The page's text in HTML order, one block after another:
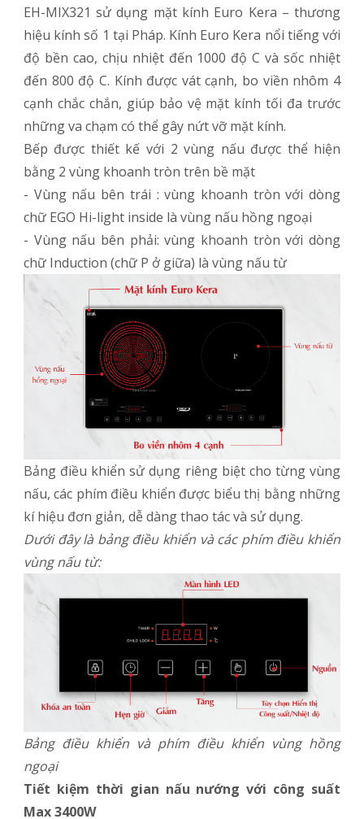
EH-MIX321 sử dụng mặt kính Euro Kera – thương
hiệu kính số 1 tại Pháp. Kính Euro Kera nổi tiếng với
độ bền cao, chịu nhiệt đến 1000 độ C và sốc nhiệt
đến 800 độ C. Kính được vát cạnh, bo viền nhôm 4
cạnh chắc chắn, giúp bảo vệ mặt kính tối đa trước
những va chạm có thể gây nứt vỡ mặt kính.
Bếp được thiết kế với 2 vùng nấu được thể hiện
bằng 2 vùng khoanh tròn trên bề mặt
- Vùng nấu bên trái : vùng khoanh tròn với dòng
chữ EGO Hi-light inside là vùng nấu hồng ngoại
- Vùng nấu bên phải: vùng khoanh tròn với dòng
chữ Induction (chữ P ở giữa) là vùng nấu từ
Bảng điều khiển sử dụng riêng biệt cho từng vùng
nấu, các phím điều khiển được biểu thị bằng những
kí hiệu đơn giản, dễ dàng thao tác và sử dụng.
Dưới đây là bảng điều khiển và các phím điều khiển
vùng nấu từ:
Bảng điều khiển và phím điều khiển vùng hồng
ngoại
Tiết kiệm thời gian nấu nướng với công suất
Max 3400W